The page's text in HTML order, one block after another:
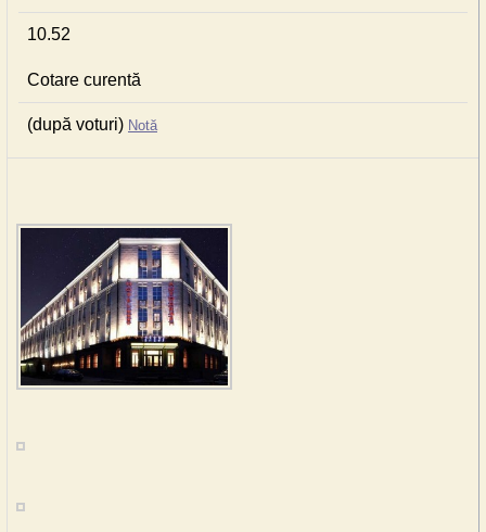
10.52
Cotare curentă
(după voturi) Notă